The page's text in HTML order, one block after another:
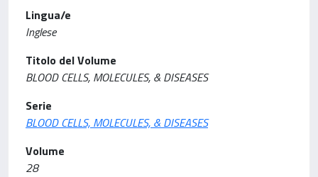
Lingua/e
Inglese
Titolo del Volume
BLOOD CELLS, MOLECULES, & DISEASES
Serie
BLOOD CELLS, MOLECULES, & DISEASES
Volume
28